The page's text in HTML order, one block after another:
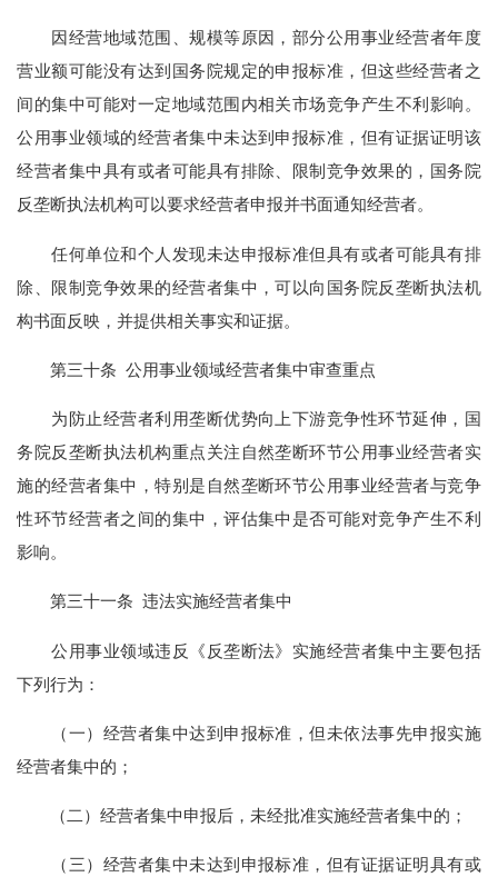
因经营地域范围、规模等原因，部分公用事业经营者年度
营业额可能没有达到国务院规定的申报标准，但这些经营者之
间的集中可能对一定地域范围内相关市场竞争产生不利影响。
公用事业领域的经营者集中未达到申报标准，但有证据证明该
经营者集中具有或者可能具有排除、限制竞争效果的，国务院
反垄断执法机构可以要求经营者申报并书面通知经营者。
任何单位和个人发现未达申报标准但具有或者可能具有排
除、限制竞争效果的经营者集中，可以向国务院反垄断执法机
构书面反映，并提供相关事实和证据。
第三十条 公用事业领域经营者集中审查重点
为防止经营者利用垄断优势向上下游竞争性环节延伸，国
务院反垄断执法机构重点关注自然垄断环节公用事业经营者实
施的经营者集中，特别是自然垄断环节公用事业经营者与竞争
性环节经营者之间的集中，评估集中是否可能对竞争产生不利
影响。
第三十一条 违法实施经营者集中
公用事业领域违反《反垄断法》实施经营者集中主要包括
下列行为：
（一）经营者集中达到申报标准，但未依法事先申报实施
经营者集中的；
（二）经营者集中申报后，未经批准实施经营者集中的；
（三）经营者集中未达到申报标准，但有证据证明具有或